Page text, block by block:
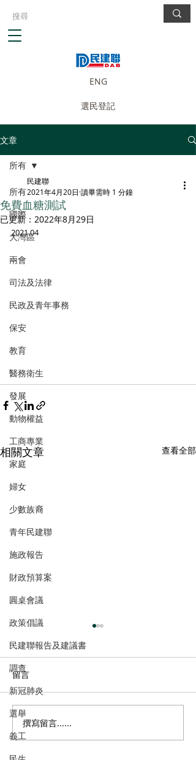
ENG
選民登記
文章
所有
國際
大灣區
兩會
司法及法律
民政及青年事務
保安
教育
醫務衛生
發展
動物權益
工商專業
家庭
婦女
少數族裔
青年民建聯
施政報告
財政預算案
圓桌會議
政策倡議
民建聯報告及建議書
調查
新冠肺炎
選舉
義工
所有
免費血糖測試
民建聯
2021年4月20日 讀畢需時 1 分鐘
已更新： 2022年8月29日
2021.04
相關文章 查看全部
港區全國人大代表團考察
安徽涇縣，調研紅色文化
留言
撰寫留言......